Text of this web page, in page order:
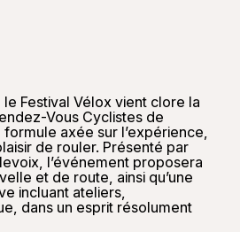
Festival Vélox vient clore la
Vous Cyclistes de
axée sur l’expérience,
de rouler. Présenté par
l’événement proposera
et de route, ainsi qu’une
incluant ateliers,
dans un esprit résolument